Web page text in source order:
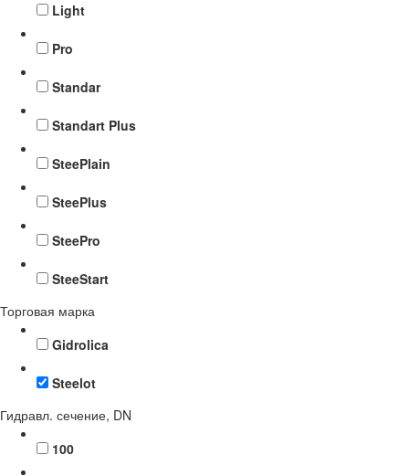
Light
Pro
Standar
Standart Plus
SteePlain
SteePlus
SteePro
SteeStart
Торговая марка
Gidrolica
Steelot
Гидравл. сечение, DN
100